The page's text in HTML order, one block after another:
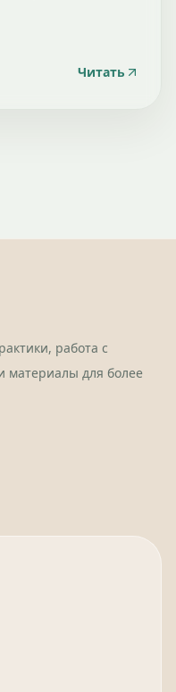
Читать
работа с
материалы для более